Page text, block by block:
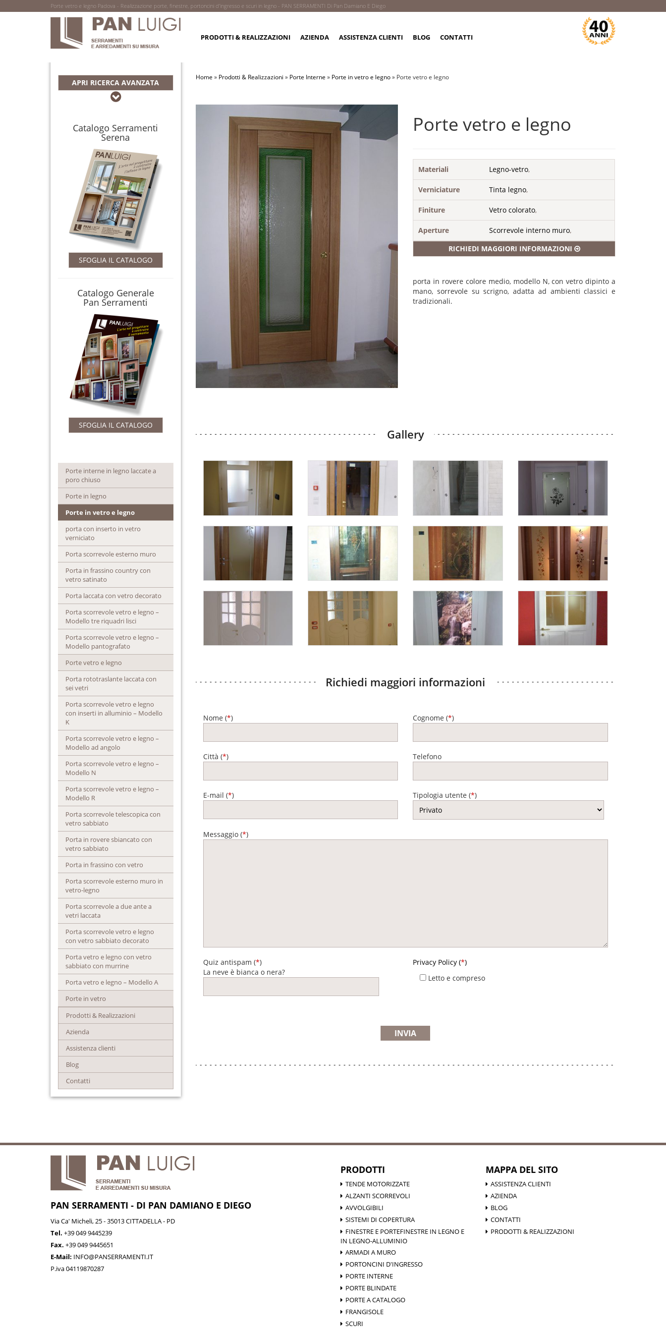
Porte vetro e legno Padova - Realizzazione porte, finestre, portoncini d'ingresso e scuri in legno - PAN SERRAMENTI Di Pan Damiano E Diego
PRODOTTI & REALIZZAZIONI AZIENDA ASSISTENZA CLIENTI BLOG CONTATTI
Home » Prodotti & Realizzazioni » Porte Interne » Porte in vetro e legno» Porte vetro e legno
Porte vetro e legno
Materiali Legno-vetro,
Verniciature Tinta legno,
Finiture Vetro colorato,
Aperture Scorrevole interno muro,
RICHIEDI MAGGIORI INFORMAZIONI
porta in rovere colore medio, modello N, con vetro dipinto a
mano, sorrevole su scrigno, adatta ad ambienti classici e
tradizionali.
Gallery
Richiedi maggiori informazioni
Nome (*) Cognome (*)
Città (*) Telefono
E-mail (*) Tipologia utente (*)
Messaggio (*)
Quiz antispam (*)
La neve è bianca o nera?
Privacy Policy (*)
Letto e compreso
RICERCA TRA LE REALIZZAZIONI
CERCA
APRI RICERCA AVANZATA
Catalogo Serramenti
Serena
SFOGLIA IL CATALOGO
Catalogo Generale
Pan Serramenti
SFOGLIA IL CATALOGO
Porte interne in legno laccate a
poro chiuso
Porte in legno
Porte in vetro e legno
porta con inserto in vetro
verniciato
Porta scorrevole esterno muro
Porta in frassino country con
vetro satinato
Porta laccata con vetro decorato
Porta scorrevole vetro e legno –
Modello tre riquadri lisci
Porta scorrevole vetro e legno –
Modello pantografato
Porte vetro e legno
Porta rototraslante laccata con
sei vetri
Porta scorrevole vetro e legno
con inserti in alluminio – Modello
K
Porta scorrevole vetro e legno –
Modello ad angolo
Porta scorrevole vetro e legno –
Modello N
Porta scorrevole vetro e legno –
Modello R
Porta scorrevole telescopica con
vetro sabbiato
Porta in rovere sbiancato con
vetro sabbiato
Porta in frassino con vetro
Porta scorrevole esterno muro in
vetro-legno
Porta scorrevole a due ante a
vetri laccata
Porta scorrevole vetro e legno
con vetro sabbiato decorato
Porta vetro e legno con vetro
sabbiato con murrine
Porta vetro e legno – Modello A
Porte in vetro
Prodotti & Realizzazioni
Azienda
Assistenza clienti
Blog
Contatti
PAN SERRAMENTI - DI PAN DAMIANO E DIEGO
Via Ca' Micheli, 25 - 35013 CITTADELLA - PD
Tel. +39 049 9445239
Fax. +39 049 9445651
E-Mail: INFO@PANSERRAMENTI.IT
P.iva 04119870287
PRODOTTI
TENDE MOTORIZZATE
ALZANTI SCORREVOLI
AVVOLGIBILI
SISTEMI DI COPERTURA
FINESTRE E PORTEFINESTRE IN LEGNO E
IN LEGNO-ALLUMINIO
ARMADI A MURO
PORTONCINI D'INGRESSO
PORTE INTERNE
PORTE BLINDATE
PORTE A CATALOGO
FRANGISOLE
SCURI
MAPPA DEL SITO
ASSISTENZA CLIENTI
AZIENDA
BLOG
CONTATTI
PRODOTTI & REALIZZAZIONI